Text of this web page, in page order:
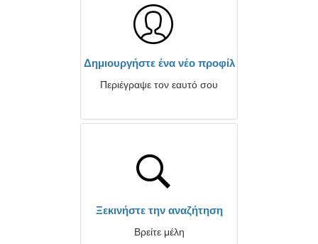
Δημιουργήστε ένα νέο προφίλ
Περιέγραψε τον εαυτό σου
Ξεκινήστε την αναζήτηση
Βρείτε μέλη